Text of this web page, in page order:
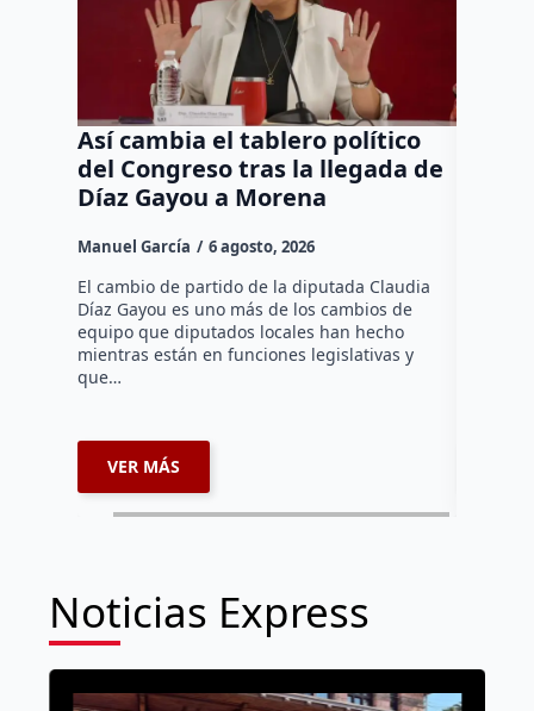
Así cambia el tablero político
del Congreso tras la llegada de
Díaz Gayou a Morena
Manuel García 6 agosto, 2026
El cambio de partido de la diputada Claudia
Díaz Gayou es uno más de los cambios de
equipo que diputados locales han hecho
mientras están en funciones legislativas y
que…
VER MÁS
Noticias Express